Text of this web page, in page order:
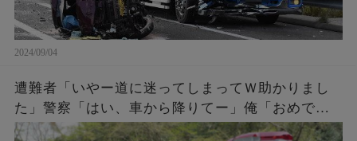
2024/09/04
遭難者「いやー道に迷ってしまってＷ助かりまし
た」警察「はい、車から降りてー」俺「おめでと
う。これであんたらも前科一犯だな。罰金50万払